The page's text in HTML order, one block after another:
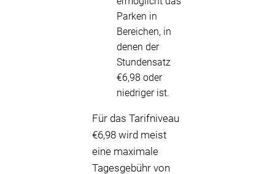
Parken in
Bereichen, in
denen der
Stundensatz
€6,98 oder
niedriger ist.
Für das Tarifniveau
€6,98 wird meist
eine maximale
Tagesgebühr von